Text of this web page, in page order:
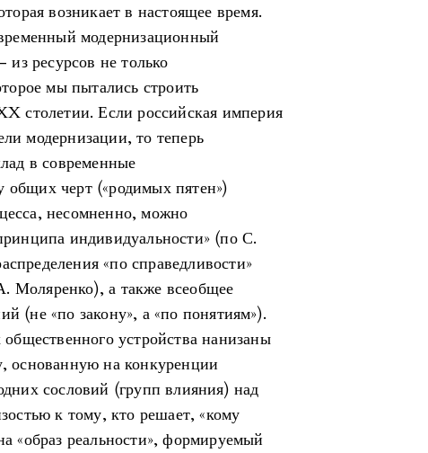
возникает в настоящее время.
модернизационный
из ресурсов не только
мы пытались строить
столетии. Если российская империя
модернизации, то теперь
в современные
черт («родимых пятен»)
несомненно, можно
индивидуальности» (по С.
«по справедливости»
Моляренко), а также всеобщее
(не «по закону», а «по понятиям»).
устройства нанизаны
основанную на конкуренции
сословий (групп влияния) над
к тому, кто решает, «кому
«образ реальности», формируемый